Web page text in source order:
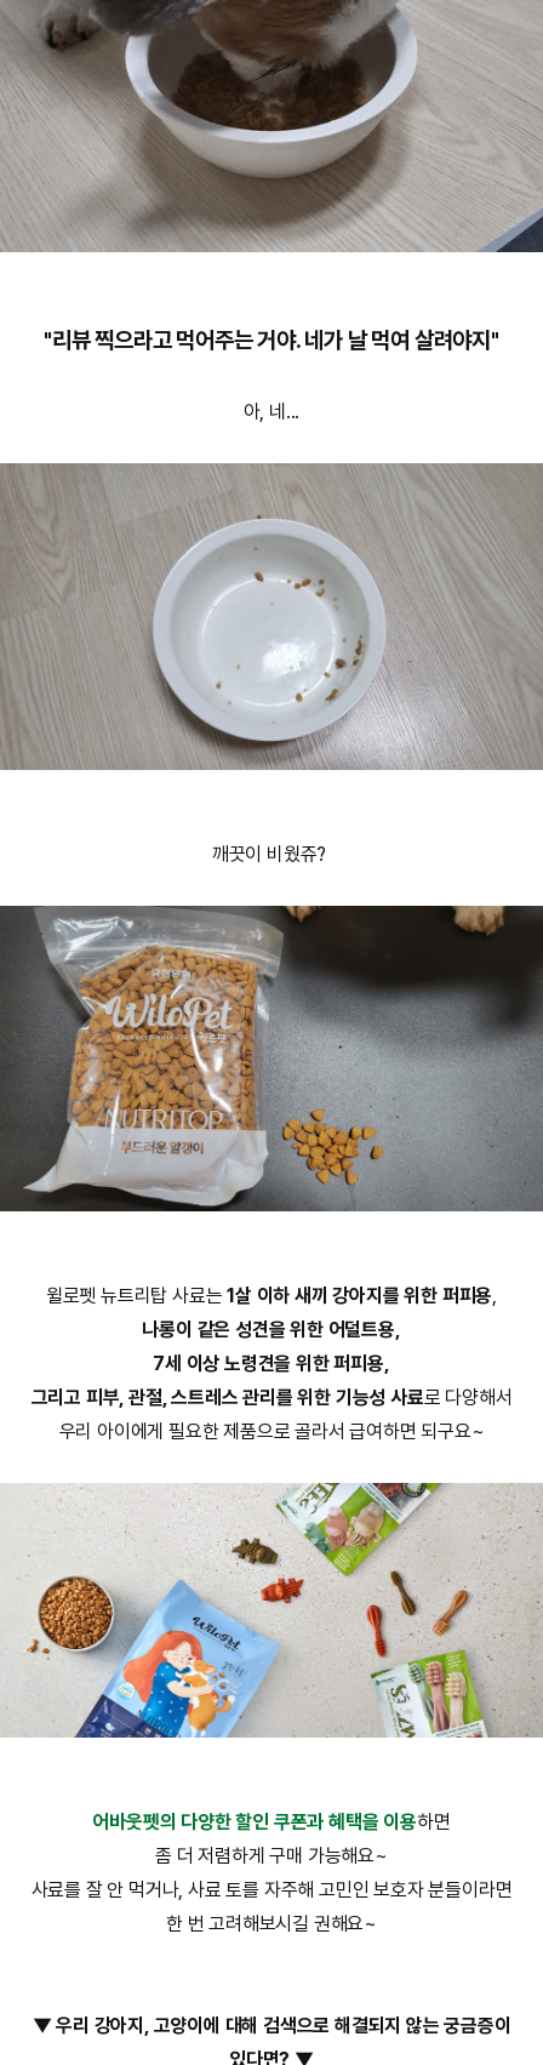
"리뷰 찍으라고 먹어주는 거야. 네가 날 먹여 살려야지"
아, 네...
깨끗이 비웠쥬?
윌로펫 뉴트리탑 사료는1살 이하 새끼 강아지를 위한 퍼피용
나롱이 같은 성견을 위한 어덜트용,
7세 이상 노령견을 위한 퍼피용,
그리고 피부, 관절, 스트레스 관리를 위한 기능성 사료로 다양해서
우리 아이에게 필요한 제품으로 골라서 급여하면 되구요~
어바웃펫의 다양한 할인 쿠폰과 혜택을 이용하면
좀 더 저렴하게 구매 가능해요~
사료를 잘 안 먹거나, 사료 토를 자주해 고민인 보호자 분들이라면
한 번 고려해보시길 권해요~
▼ 우리 강아지, 고양이에 대해 검색으로 해결되지 않는 궁금증이
있다면? ▼